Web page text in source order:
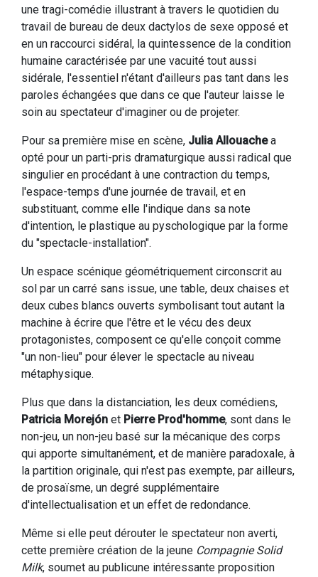
une tragi-comédie illustrant à travers le quotidien du
travail de bureau de deux dactylos de sexe opposé et
en un raccourci sidéral, la quintessence de la condition
humaine caractérisée par une vacuité tout aussi
sidérale, l'essentiel n'étant d'ailleurs pas tant dans les
paroles échangées que dans ce que l'auteur laisse le
soin au spectateur d'imaginer ou de projeter.
Pour sa première mise en scène, Julia Allouachea
opté pour un parti-pris dramaturgique aussi radical que
singulier en procédant à une contraction du temps,
l'espace-temps d'une journée de travail, et en
substituant, comme elle l'indique dans sa note
d'intention, le plastique au pyschologique par la forme
du "spectacle-installation".
Un espace scénique géométriquement circonscrit au
sol par un carré sans issue, une table, deux chaises et
deux cubes blancs ouverts symbolisant tout autant la
machine à écrire que l'être et le vécu des deux
protagonistes, composent ce qu'elle conçoit comme
"un non-lieu" pour élever le spectacle au niveau
métaphysique.
Plus que dans la distanciation, les deux comédiens,
Patricia Morejón et Pierre Prod'homme, sont dans le
non-jeu, un non-jeu basé sur la mécanique des corps
qui apporte simultanément, et de manière paradoxale, à
la partition originale, qui n'est pas exempte, par ailleurs,
de prosaïsme, un degré supplémentaire
d'intellectualisation et un effet de redondance.
Même si elle peut dérouter le spectateur non averti,
cette première création de la jeune Compagnie Solid
Milk, soumet au publicune intéressante proposition